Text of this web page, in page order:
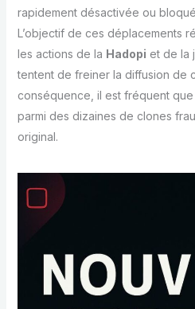
rapidement désactivée ou
L’objectif de ces déplacements
les actions de la Hadopi et de la
tentent de freiner la diffusion de
conséquence, il est fréquent
parmi des dizaines de clones
original.